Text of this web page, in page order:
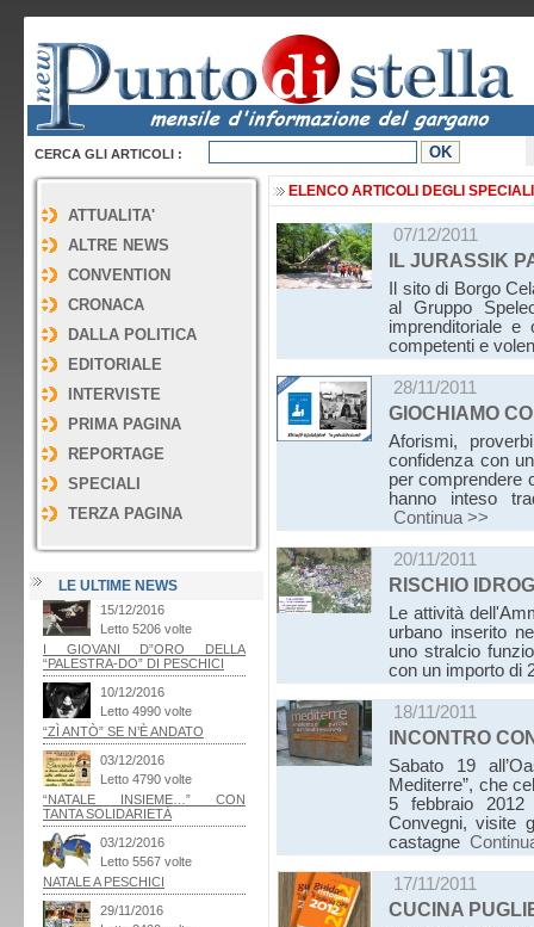
CERCA GLI ARTICOLI :
ATTUALITA'
ALTRE NEWS
CONVENTION
CRONACA
DALLA POLITICA
EDITORIALE
INTERVISTE
PRIMA PAGINA
REPORTAGE
SPECIALI
TERZA PAGINA
LE ULTIME NEWS
ELENCO ARTICOLI DEGLI SPECIALI
07/12/2011
IL JURASSIK
Il sito di Borgo
al Gruppo
imprenditoriale e
competenti e
28/11/2011
GIOCHIAMO
Aforismi,
confidenza con
per comprendere
hanno inteso
Continua >>
20/11/2011
RISCHIO
Le attività
urbano inserito
uno stralcio
con un importo di
18/11/2011
INCONTRO
Sabato 19
Mediterre”, che
5 febbraio
Convegni, visite
castagne
17/11/2011
CUCINA